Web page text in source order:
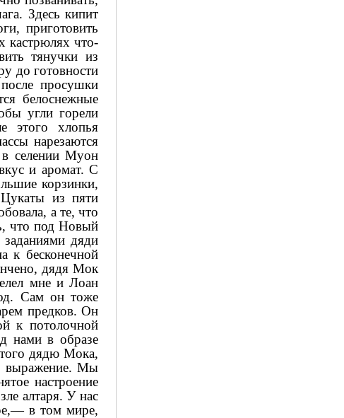
Здесь кипит
приготовить
кастрюлях что-
тянучки из
до готовности
просушки
белоснежные
угли горели
этого хлопья
нарезаются
селении Муон
и аромат. С
корзинки,
из пяти
а те, что
что под Новый
дяди
к бесконечной
дядя Мок
мне и Лоан
Сам он тоже
предков. Он
к потолочной
нами в образе
дядю Мока,
выражение. Мы
настроение
алтаря. У нас
в том мире,